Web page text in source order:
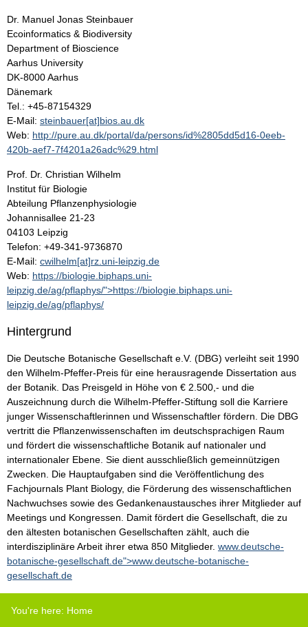
Dr. Manuel Jonas Steinbauer
Ecoinformatics & Biodiversity
Department of Bioscience
Aarhus University
DK-8000 Aarhus
Dänemark
Tel.: +45-87154329
E-Mail: steinbauer[at]bios.au.dk
Web: http://pure.au.dk/portal/da/persons/id%2805dd5d16-0eeb-
420b-aef7-7f4201a26adc%29.html
Prof. Dr. Christian Wilhelm
Institut für Biologie
Abteilung Pflanzenphysiologie
Johannisallee 21-23
04103 Leipzig
Telefon: +49-341-9736870
E-Mail: cwilhelm[at]rz.uni-leipzig.de
Web: https://biologie.biphaps.uni-
leipzig.de/ag/pflaphys/">https://biologie.biphaps.uni-
leipzig.de/ag/pflaphys/
Hintergrund
Die Deutsche Botanische Gesellschaft e.V. (DBG) verleiht seit 1990
den Wilhelm-Pfeffer-Preis für eine herausragende Dissertation aus
der Botanik. Das Preisgeld in Höhe von € 2.500,- und die
Auszeichnung durch die Wilhelm-Pfeffer-Stiftung soll die Karriere
junger Wissenschaftlerinnen und Wissenschaftler fördern. Die DBG
vertritt die Pflanzenwissenschaften im deutschsprachigen Raum
und fördert die wissenschaftliche Botanik auf nationaler und
internationaler Ebene. Sie dient ausschließlich gemeinnützigen
Zwecken. Die Hauptaufgaben sind die Veröffentlichung des
Fachjournals Plant Biology, die Förderung des wissenschaftlichen
Nachwuchses sowie des Gedankenaustausches ihrer Mitglieder auf
Meetings und Kongressen. Damit fördert die Gesellschaft, die zu
den ältesten botanischen Gesellschaften zählt, auch die
interdisziplinäre Arbeit ihrer etwa 850 Mitglieder. www.deutsche-
botanische-gesellschaft.de">www.deutsche-botanische-
gesellschaft.de
You're here: Home